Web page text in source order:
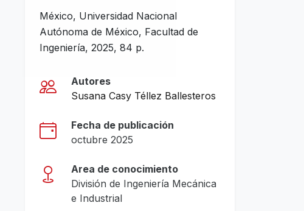
México, Universidad Nacional
Autónoma de México, Facultad de
Ingeniería, 2025, 84 p.
Autores
Susana Casy Téllez Ballesteros
Fecha de publicación
octubre 2025
Area de conocimiento
División de Ingeniería Mecánica
e Industrial